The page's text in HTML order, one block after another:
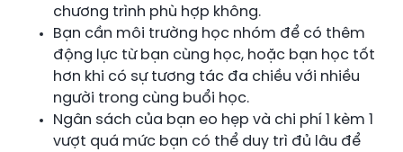
chương trình phù hợp không.
Bạn cần môi trường học nhóm để có thêm
động lực từ bạn cùng học, hoặc bạn học tốt
hơn khi có sự tương tác đa chiều với nhiều
người trong cùng buổi học.
Ngân sách của bạn eo hẹp và chi phí 1 kèm 1
vượt quá mức bạn có thể duy trì đủ lâu để